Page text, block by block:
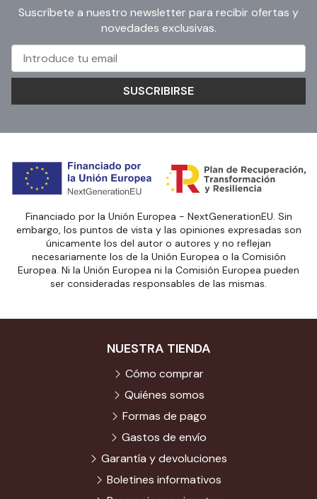
Suscríbete a nuestro newsletter para recibir ofertas y
novedades exclusivas.
SUSCRIBIRSE
Financiado por la Unión Europea - NextGenerationEU. Sin
embargo, los puntos de vista y las opiniones expresadas son
únicamente los del autor o autores y no reflejan
necesariamente los de la Unión Europea o la Comisión
Europea. Ni la Unión Europea ni la Comisión Europea pueden
ser consideradas responsables de las mismas.
NUESTRA TIENDA
Cómo comprar
Quiénes somos
Formas de pago
Gastos de envío
Garantía y devoluciones
Boletines informativos